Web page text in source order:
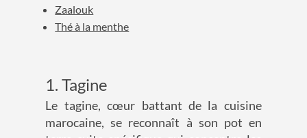
Zaalouk
Thé à la menthe
1. Tagine
Le tagine, cœur battant de la cuisine
marocaine, se reconnaît à son pot en